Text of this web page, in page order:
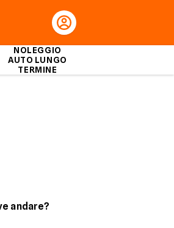
NOLEGGIO
AUTO LUNGO
TERMINE
andare?